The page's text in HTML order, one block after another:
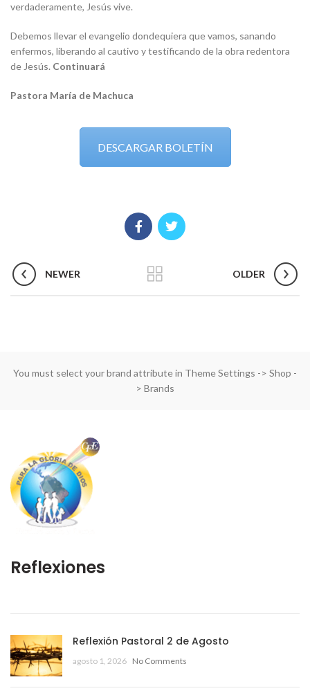
verdaderamente, Jesús vive.
Debemos llevar el evangelio dondequiera que vamos, sanando
enfermos, liberando al cautivo y testificando de la obra redentora
de Jesús. Continuará
Pastora María de Machuca
DESCARGAR BOLETÍN
NEWER OLDER
You must select your brand attribute in Theme Settings -> Shop -
> Brands
Reflexiones
Reflexión Pastoral 2 de Agosto
agosto 1, 2026 No Comments